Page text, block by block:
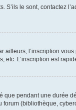
le sont, contactez
l’inscription
L’inscription est
que pendant une durée
(bibliothèque,